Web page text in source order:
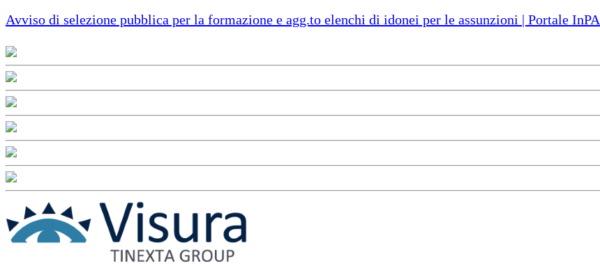
Avviso di selezione pubblica per la formazione e agg.to elenchi di idonei per le assunzioni | Portale InPA